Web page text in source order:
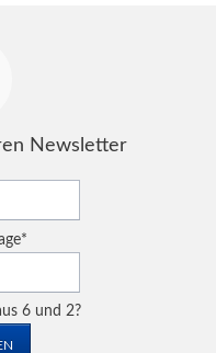
Newsletter
*
6 und 2?